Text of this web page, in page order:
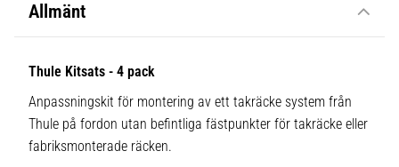
Allmänt
Thule Kitsats - 4 pack
Anpassningskit för montering av ett takräcke system från
Thule på fordon utan befintliga fästpunkter för takräcke eller
fabriksmonterade räcken.